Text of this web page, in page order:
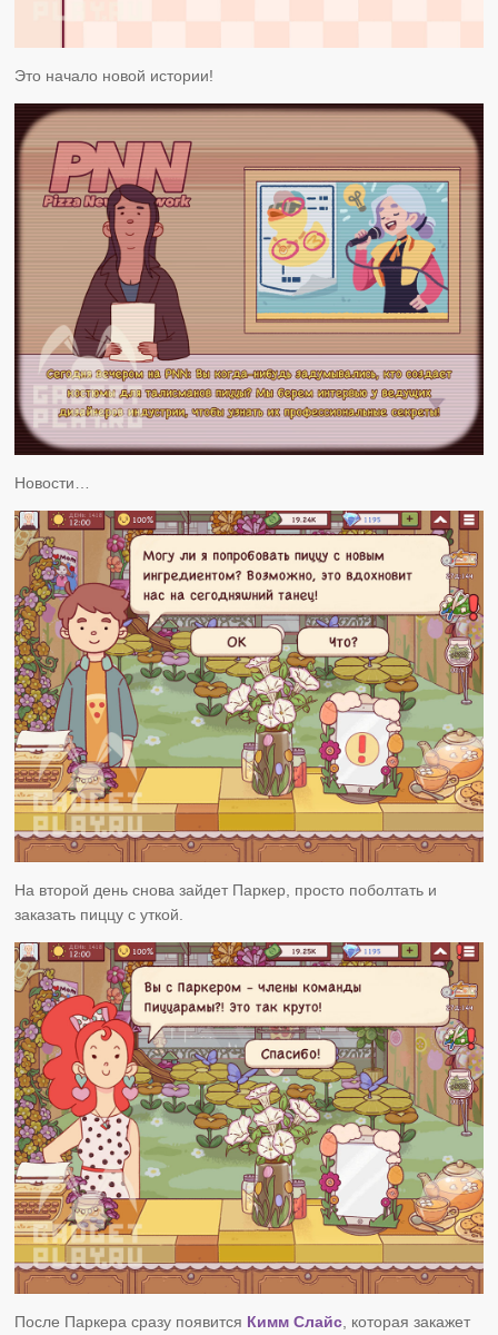
Это начало новой истории!
Новости…
На второй день снова зайдет Паркер, просто поболтать и
заказать пиццу с уткой.
После Паркера сразу появится Кимм Слайс , которая закажет